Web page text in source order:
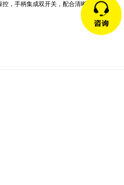
，手柄集成双开关，配合清晰状态指示灯